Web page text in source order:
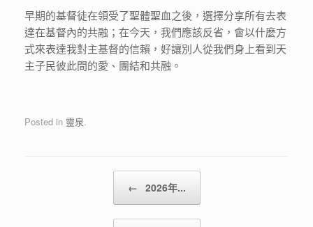
早期的基督徒在領受了聖體聖血之後，選擇分享所有去表
達在基督內的共融；在今天，我們應該反省，會以什麼方
式來表達我對主基督的信賴，好讓別人從我們身上看到天
主子民彼此間的愛、團結和共融。
Posted in 靈泉.
Post navigation
← 2026年...